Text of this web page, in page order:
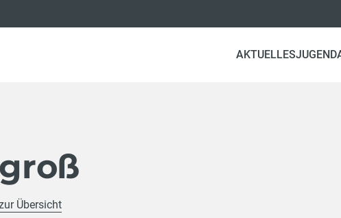
AKTUELLESJUGEND
Übersicht